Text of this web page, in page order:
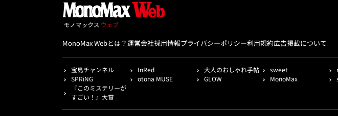
MonoMax Webとは？運営会社採用情報プライバシーポリシー利用規約広告掲載について
宝島チャンネル InRed 大人のおしゃれ手帖 sweet
SPRiNG
otona MUSE GLOW MonoMax
『このミステリーが
すごい！』大賞